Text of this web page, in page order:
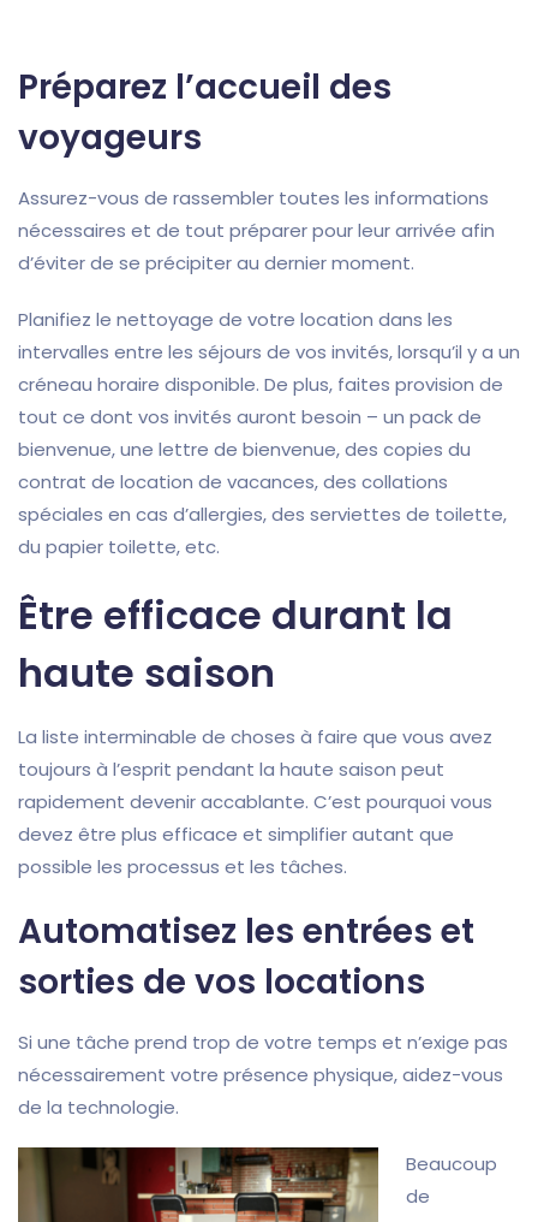
Préparez l’accueil des
voyageurs
Assurez-vous de rassembler toutes les informations
nécessaires et de tout préparer pour leur arrivée afin
d’éviter de se précipiter au dernier moment.
Planifiez le nettoyage de votre location dans les
intervalles entre les séjours de vos invités, lorsqu’il y a un
créneau horaire disponible. De plus, faites provision de
tout ce dont vos invités auront besoin – un pack de
bienvenue, une lettre de bienvenue, des copies du
contrat de location de vacances, des collations
spéciales en cas d’allergies, des serviettes de toilette,
du papier toilette, etc.
Être efficace durant la
haute saison
La liste interminable de choses à faire que vous avez
toujours à l’esprit pendant la haute saison peut
rapidement devenir accablante. C’est pourquoi vous
devez être plus efficace et simplifier autant que
possible les processus et les tâches.
Automatisez les entrées et
sorties de vos locations
Si une tâche prend trop de votre temps et n’exige pas
nécessairement votre présence physique, aidez-vous
de la technologie.
Beaucoup
de